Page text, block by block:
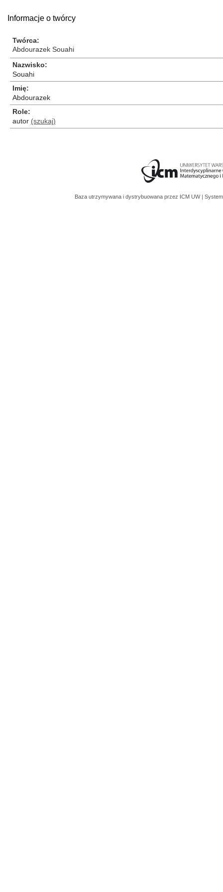
Informacje o twórcy
Twórca
Abdourazek Souahi
Nazwisko
Souahi
Imię
Abdourazek
Role
autor (szukaj)
Baza utrzymywana i dystrybuowana przez ICM UW |